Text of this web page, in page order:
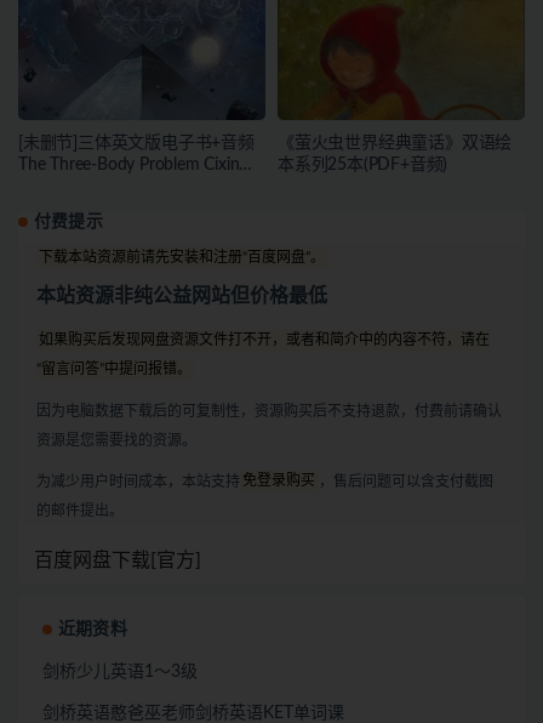
[未删节]三体英文版电子书+音频
The Three-Body Problem Cixin
《萤火虫世界经典童话》双语绘
本系列25本(PDF+音频)
付费提示
下载本站资源前请先安装和注册“百度网盘”。
本站资源非纯公益网站但价格最低
如果购买后发现网盘资源文件打不开，或者和简介中的内容不符，请在
“留言问答”中提问报错。
因为电脑数据下载后的可复制性，资源购买后不支持退款，付费前请确认
资源是您需要找的资源。
为减少用户时间成本，本站支持 免登录购买 ，售后问题可以含支付截图
的邮件提出。
百度网盘下载[官方]
近期资料
剑桥少儿英语1～3级
剑桥英语憨爸巫老师剑桥英语KET单词课